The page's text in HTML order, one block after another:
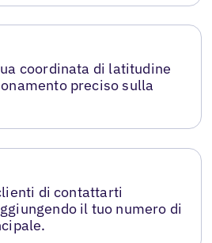
coordinata di latitudine
preciso sulla
di contattarti
il tuo numero di